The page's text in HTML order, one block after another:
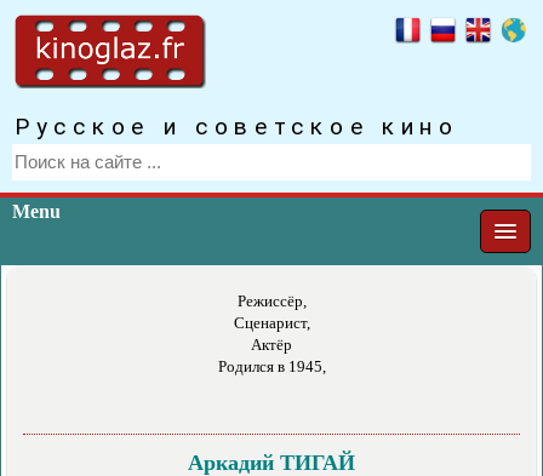
Русское и советское кино
Menu
Режиссёр,
Сценарист,
Актёр
Родился в 1945,
Аркадий ТИГАЙ